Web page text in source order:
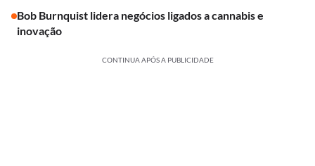
Bob Burnquist lidera negócios ligados a cannabis e
inovação
CONTINUA APÓS A PUBLICIDADE